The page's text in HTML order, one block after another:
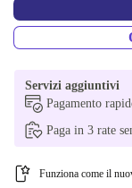
Servizi aggiuntivi
Pagamento
Paga in 3 rate
Funziona come il